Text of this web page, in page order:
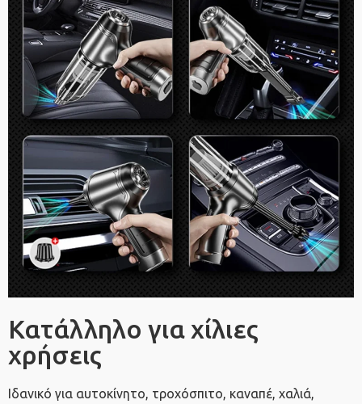
Κατάλληλο για χίλιες
χρήσεις
Ιδανικό για αυτοκίνητο, τροχόσπιτο, καναπέ, χαλιά,